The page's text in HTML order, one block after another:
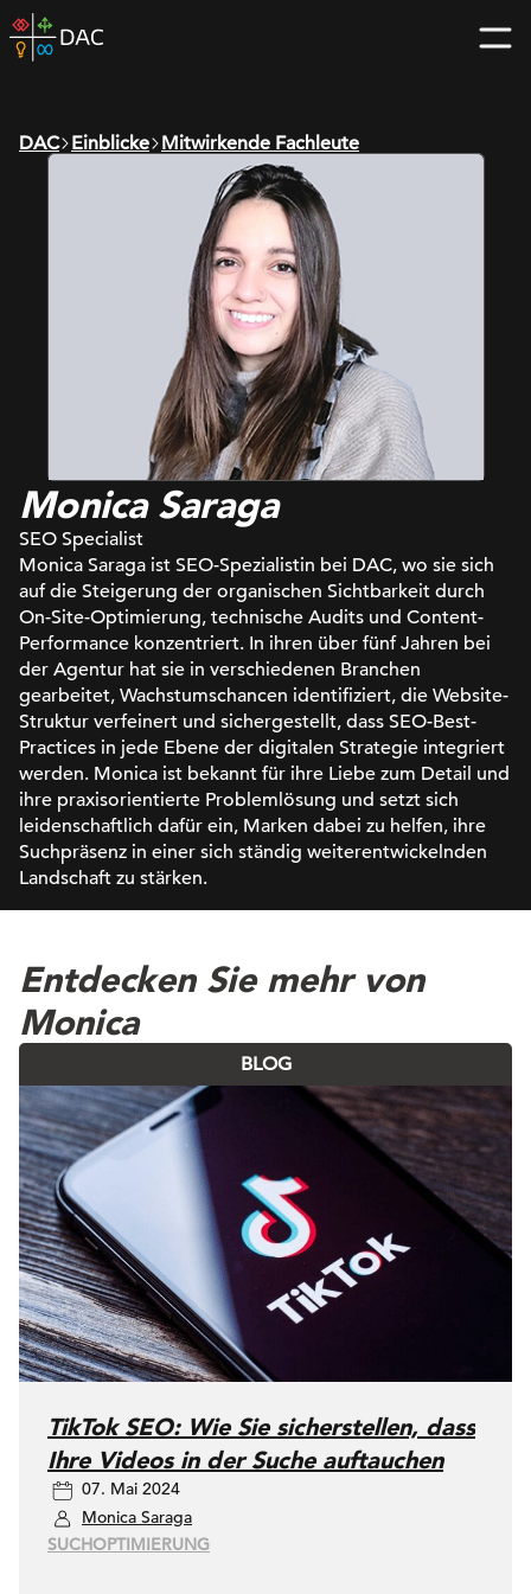
Skip
to
home
DAC Einblicke Mitwirkende Fachleute
Monica Saraga
SEO Specialist
Monica Saraga ist SEO-Spezialistin bei DAC, wo sie sich
auf die Steigerung der organischen Sichtbarkeit durch
On-Site-Optimierung, technische Audits und Content-
Performance konzentriert. In ihren über fünf Jahren bei
der Agentur hat sie in verschiedenen Branchen
gearbeitet, Wachstumschancen identifiziert, die Website-
Struktur verfeinert und sichergestellt, dass SEO-Best-
Practices in jede Ebene der digitalen Strategie integriert
werden. Monica ist bekannt für ihre Liebe zum Detail und
ihre praxisorientierte Problemlösung und setzt sich
leidenschaftlich dafür ein, Marken dabei zu helfen, ihre
Suchpräsenz in einer sich ständig weiterentwickelnden
Landschaft zu stärken.
Entdecken Sie mehr von
Monica
BLOG
TikTok SEO: Wie Sie sicherstellen, dass
Ihre Videos in der Suche auftauchen
07. Mai 2024
Monica Saraga
SUCHOPTIMIERUNG